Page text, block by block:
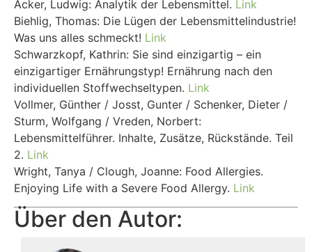
Acker, Ludwig: Analytik der Lebensmittel. Link
Biehlig, Thomas: Die Lügen der Lebensmittelindustrie!
Was uns alles schmeckt! Link
Schwarzkopf, Kathrin: Sie sind einzigartig – ein
einzigartiger Ernährungstyp! Ernährung nach den
individuellen Stoffwechseltypen. Link
Vollmer, Günther / Josst, Gunter / Schenker, Dieter /
Sturm, Wolfgang / Vreden, Norbert:
Lebensmittelführer. Inhalte, Zusätze, Rückstände. Teil
2. Link
Wright, Tanya / Clough, Joanne: Food Allergies.
Enjoying Life with a Severe Food Allergy. Link
Über den Autor: